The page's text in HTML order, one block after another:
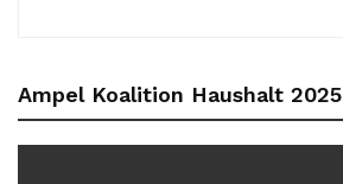
Ampel Koalition Haushalt 2025